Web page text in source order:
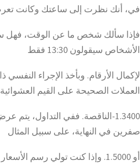
في، أنك نظرت إلى ساعتك وكانت
الأشخاص سيقولون 13:30 فقط
لإكمال الأرقام. وبأخذ الإجراء
العملات الصحيحة على القيم العشوائية
1.3400-الناقصة. ففي التداول،
صفرين في النهاية، على سبيل المثال
أو 1.5000. وإذا كنت تولي رسم